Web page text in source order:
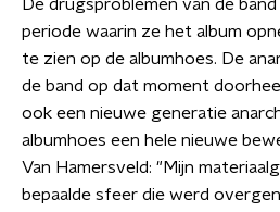
De drugsproblemen van de
periode waarin ze het album
te zien op de albumhoes. De
de band op dat moment
ook een nieuwe generatie
albumhoes een hele nieuwe
Van Hamersveld: "Mijn
bepaalde sfeer die werd